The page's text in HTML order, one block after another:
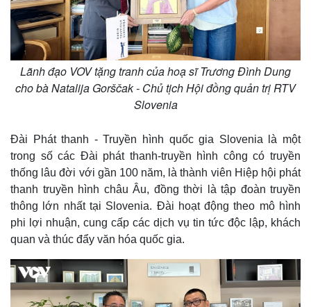
Lãnh đạo VOV tặng tranh của hoạ sĩ Trương Đình Dung
cho bà Natalija Gorščak - Chủ tịch Hội đồng quản trị RTV
Slovenia
Đài Phát thanh - Truyền hình quốc gia Slovenia là một
trong số các Đài phát thanh-truyền hình công có truyền
thống lâu đời với gần 100 năm, là thành viên Hiệp hội phát
thanh truyền hình châu Âu, đồng thời là tập đoàn truyền
thông lớn nhất tại Slovenia. Đài hoạt động theo mô hình
phi lợi nhuận, cung cấp các dịch vụ tin tức độc lập, khách
quan và thúc đẩy văn hóa quốc gia.